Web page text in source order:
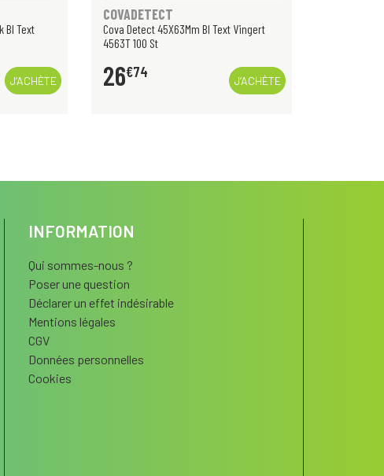
Bl Text
J’ACHÈTE
COVADETECT
Cova Detect 45X63Mm Bl Text Vingert
4563T 100 St
26€74
J’ACHÈTE
INFORMATION
Qui sommes-nous ?
Poser une question
Déclarer un effet indésirable
Mentions légales
CGV
Données personnelles
Cookies